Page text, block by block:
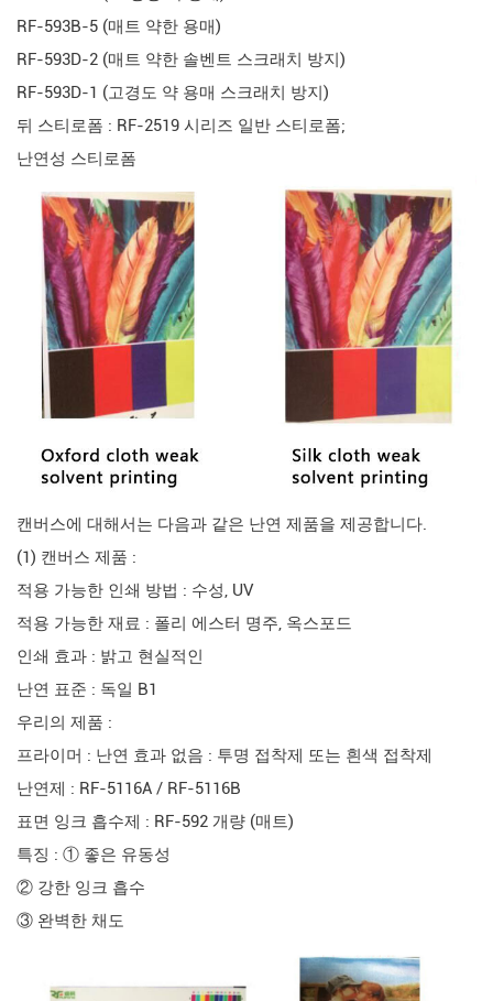
RF-593B-5 (매트 약한 용매)
RF-593D-2 (매트 약한 솔벤트 스크래치 방지)
RF-593D-1 (고경도 약 용매 스크래치 방지)
뒤 스티로폼 : RF-2519 시리즈 일반 스티로폼;
난연성 스티로폼
캔버스에 대해서는 다음과 같은 난연 제품을 제공합니다.
(1) 캔버스 제품 :
적용 가능한 인쇄 방법 : 수성, UV
적용 가능한 재료 : 폴리 에스터 명주, 옥스포드
인쇄 효과 : 밝고 현실적인
난연 표준 : 독일 B1
우리의 제품 :
프라이머 : 난연 효과 없음 : 투명 접착제 또는 흰색 접착제
난연제 : RF-5116A / RF-5116B
표면 잉크 흡수제 : RF-592 개량 (매트)
특징 : ① 좋은 유동성
② 강한 잉크 흡수
③ 완벽한 채도